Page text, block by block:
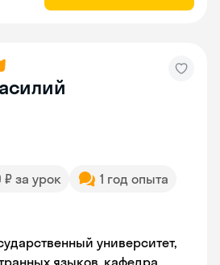
₽ за урок
1 год опыта
университет,
языков, кафедра